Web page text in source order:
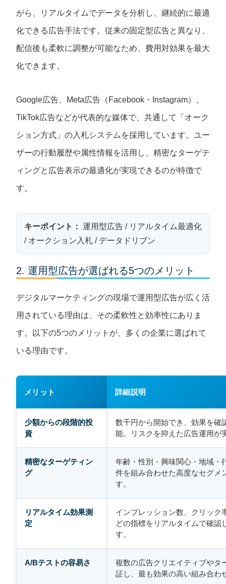
がら、リアルタイムでデータを分析し、継続的に最適
化できる広告手法です。従来の固定型広告と異なり、
配信後も柔軟に調整が可能なため、費用対効果を最大
化できます。
Google広告、Meta広告（Facebook・Instagram）、
TikTok広告などが代表的な媒体で、共通して「オーク
ション方式」の入札システムを採用しています。ユー
ザーの行動履歴や属性情報を活用し、精密なターゲテ
ィングと広告表示の最適化が実現できるのが特徴で
す。
キーポイント： 運用型広告 / リアルタイム最適化
/ オークション入札 / データドリブン
2. 運用型広告が選ばれる5つのメリット
デジタルマーケティングの現場で運用型広告が広く活
用されている理由は、その柔軟性と効率性にありま
す。以下の5つのメリットが、多くの企業に選ばれて
いる理由です。
メリット 詳細説明
少額からの段階的投
資
数千円から開始でき、効果を確
能。リスクを抑えた広告運用が
精密なターゲティン
グ
年齢・性別・興味関心・地域・
件を組み合わせた高度なセグメ
す。
リアルタイム効果測
定
インプレッション数、クリック
どの指標をリアルタイムで確認
す。
A/Bテストの容易さ
複数の広告クリエイティブやタ
証し、最も効果の高い組み合わ